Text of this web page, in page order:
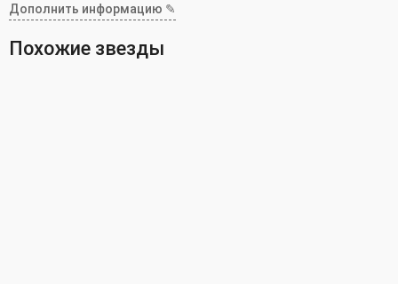
Дополнить информацию ✎
Похожие звезды